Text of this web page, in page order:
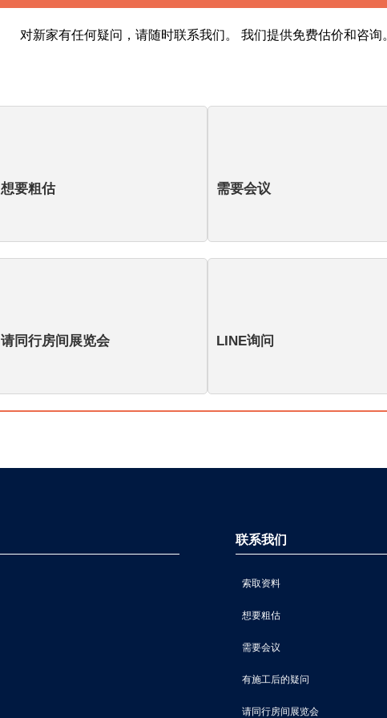
对新家有任何疑问，请随时联系我们。 我们提供免费估价和咨询
想要粗估 需要会议
请同行房间展览会 LINE询问
联系我们
索取资料
想要粗估
需要会议
有施工后的疑问
请同行房间展览会